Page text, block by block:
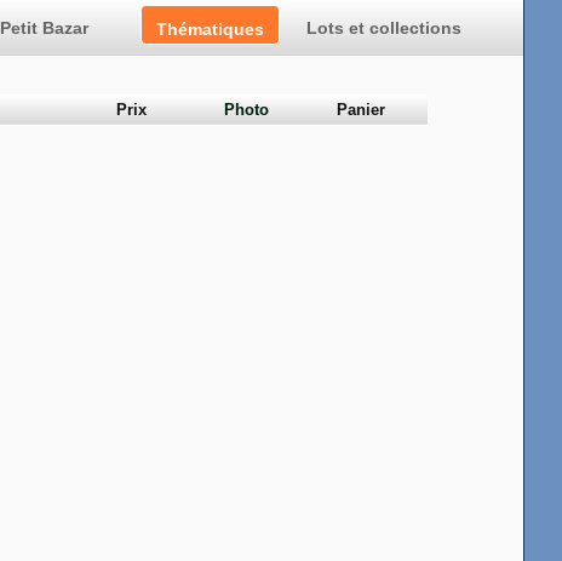
Petit Bazar Lots et collections
Prix Photo Panier